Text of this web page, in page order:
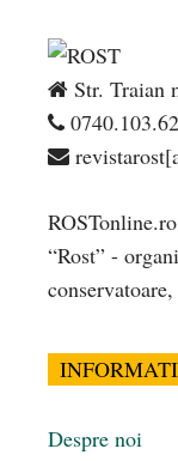
Str. Traian
“Rost” -
Despre noi